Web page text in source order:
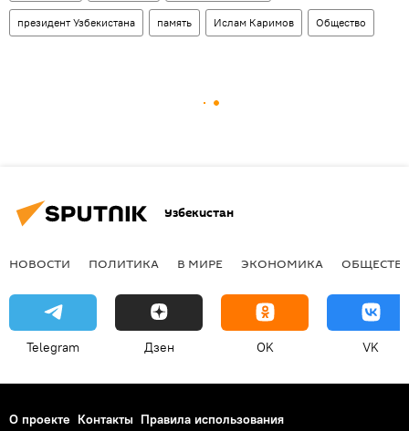
президент Узбекистана память Ислам Каримов Общество
Узбекистан
НОВОСТИ ПОЛИТИКА В МИРЕ ЭКОНОМИКА
Telegram Дзен OK VK
О проекте Контакты Правила использования